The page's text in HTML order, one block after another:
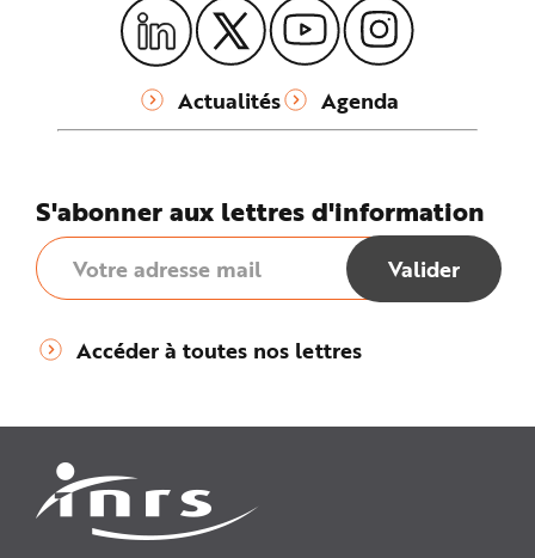
Actualités Agenda
S'abonner aux lettres d'information
Accéder à toutes nos lettres